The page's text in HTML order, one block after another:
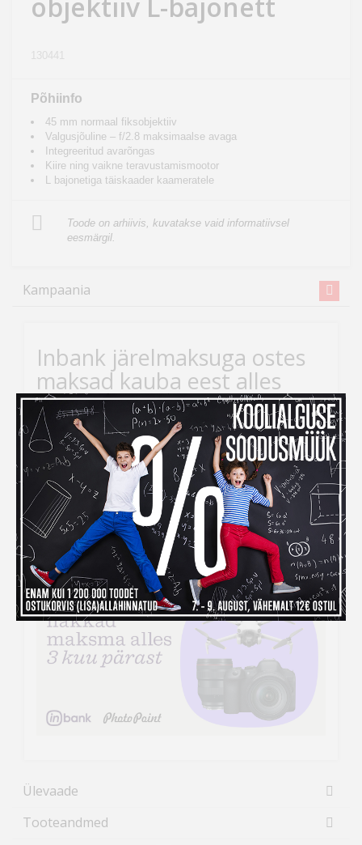
130441
Põhiinfo
45 mm normaal fiksobjektiiv
Valgusjõuline – f/2.8 maksimaalse avaga
Integreeritud avarõngas
Kiire ning vaikne teravustamismootor
L bajonetiga täiskaader kaameratele
Toode on arhiivis, kuvatakse vaid informatiivsel
eesmärgil.
Kampaania
Inbank järelmaksuga ostes
maksad kauba eest alles
detsembris
Kui ihaldatud kaupade tellimiseks peaks raha nappima,
siis Inbank järelmaksu abiga saad soovitud kauba
kohe kätte, aga maksma hakkad alles
detsembris!
Järelmaksu taotlemise protsess on lihtne –
veebikaubamaja ostukorvis tuleb makseviisiks valida
“Maksa järelmaksuga” ning seejärel täita kõik vajalikud
väljad.
Ülevaade
Tooteandmed
hobi
Mänguasjad
Auto